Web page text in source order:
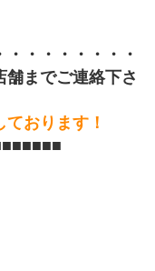
・・・・・・・・
までご連絡下さ
おります！